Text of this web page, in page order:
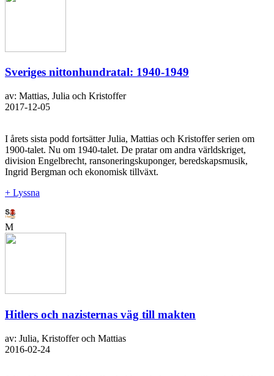
Sveriges nittonhundratal: 1940-1949
av: Mattias, Julia och Kristoffer
2017-12-05
I årets sista podd fortsätter Julia, Mattias och Kristoffer serien om
1900-talet. Nu om 1940-talet. De pratar om andra världskriget,
division Engelbrecht, ransoneringskuponger, beredskapsmusik,
Ingrid Bergman och ekonomisk tillväxt.
+ Lyssna
M
Hitlers och nazisternas väg till makten
av: Julia, Kristoffer och Mattias
2016-02-24